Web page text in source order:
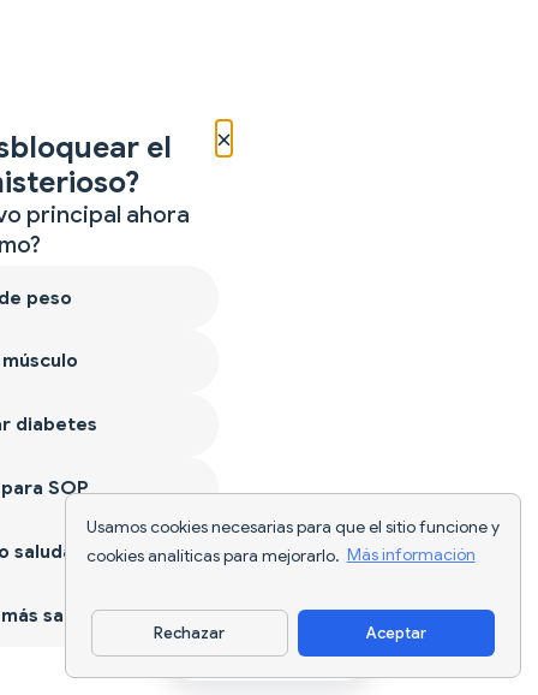
Usamos cookies necesarias para que el sitio funcione y
cookies analíticas para mejorarlo. Más información
Rechazar Aceptar
Descargar app
×
el
principal ahora
peso
diabetes
SOP
saludable
sano